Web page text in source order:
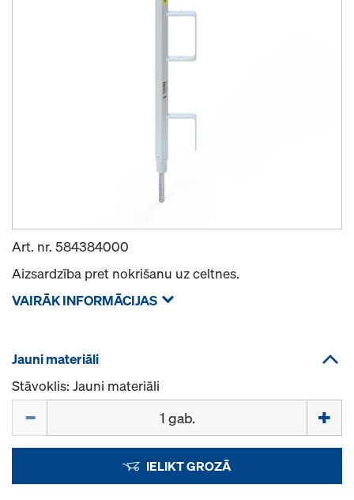
Art. nr. 584384000
Aizsardzība pret nokrišanu uz celtnes.
VAIRĀK INFORMĀCIJAS
Jauni materiāli
Stāvoklis: Jauni materiāli
IELIKT GROZĀ